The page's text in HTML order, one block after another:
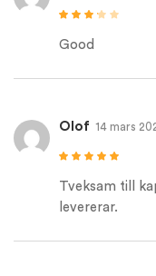
3av 5
Good
5
Olof 14 mars
Tveksam till
levererar.